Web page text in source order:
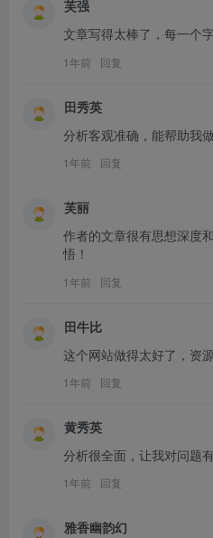
芙强
文章写得太棒了，每一个
1年前 回复
田秀英
分析客观准确，能帮助我
1年前 回复
芙丽
作者的文章很有思想深度
悟！
1年前 回复
田牛比
这个网站做得太好了，资
1年前 回复
黄秀英
分析很全面，让我对问题
1年前 回复
雅香幽韵幻